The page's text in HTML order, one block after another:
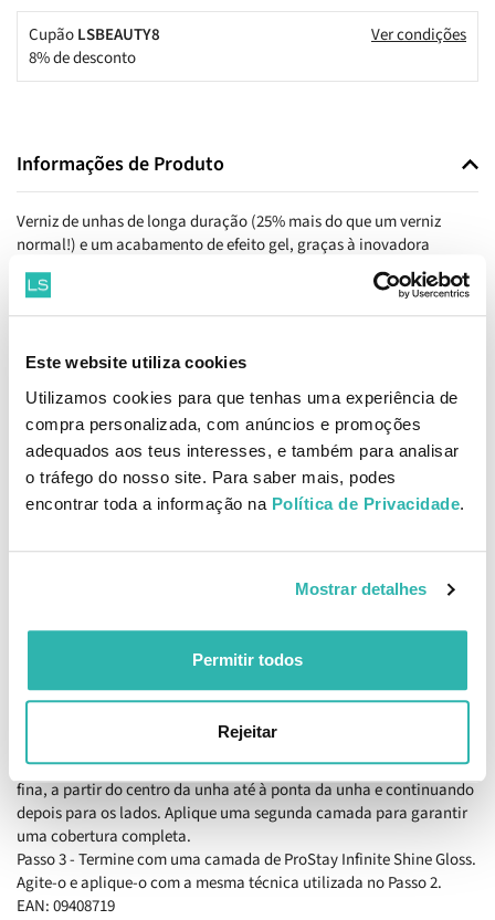
Este website utiliza cookies
Utilizamos cookies para que tenhas uma experiência de
compra personalizada, com anúncios e promoções
adequados aos teus interesses, e também para analisar
o tráfego do nosso site. Para saber mais, podes
encontrar toda a informação na Política de Privacidade.
Mostrar detalhes
Permitir todos
Rejeitar
CupãoLSBEAUTY8
8% de desconto
Ver condições
Informações de Produto
Verniz de unhas de longa duração (25% mais do que um verniz
normal!) e um acabamento de efeito gel, graças à inovadora
tecnologia ProStay. OPI, líder mundial no cuidado profissional das
unhas, traz-nos a gama de vernizes Infinite Shine, que representa
uma melhoria em relação à manicura clássica, com base numa
Capacidade para 42 manicuras (duas camadas) - Um
tamanho quase 2 vezes maior do que outras marcas
Tom uniforme e pele iluminada: graças ao extrato de
margarida
Fórmula 3-free: sem tolueno, formaldeído e ftalatos de
Dura até 11 dias
Passo 1 - Agite para misturar completamente a base Infinite Shine
Primer e aplique uma camada nas unhas limpas e secas, desde as
cutículas até à ponta da unha.
Passo 2 - Agite o seu Infinite Shine favorito e aplique uma camada
fina, a partir do centro da unha até à ponta da unha e continuando
depois para os lados. Aplique uma segunda camada para garantir
uma cobertura completa.
Passo 3 - Termine com uma camada de ProStay Infinite Shine Gloss.
Agite-o e aplique-o com a mesma técnica utilizada no Passo 2.
EAN: 09408719